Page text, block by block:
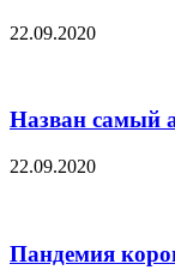
22.09.2020
Назван самый
22.09.2020
Пандемия